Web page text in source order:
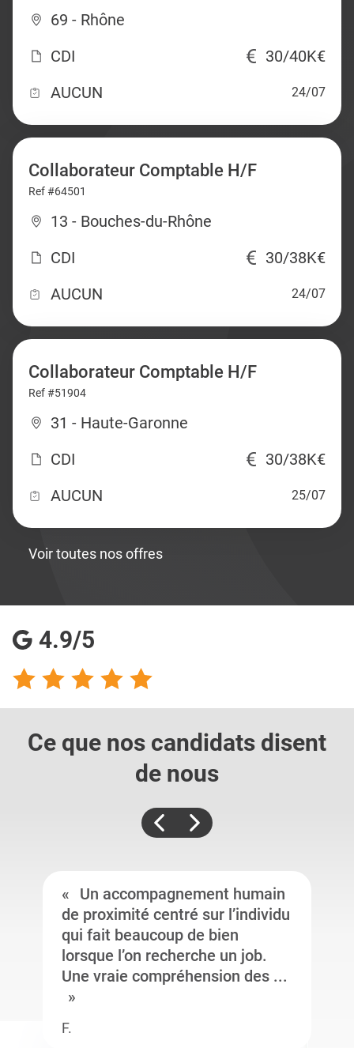
69 - Rhône
CDI
30/40K€
AUCUN
24/07
Collaborateur Comptable H/F
Ref #64501
13 - Bouches-du-Rhône
CDI
30/38K€
AUCUN
24/07
Collaborateur Comptable H/F
Ref #51904
31 - Haute-Garonne
CDI
30/38K€
AUCUN
25/07
Voir toutes nos offres
4.9/5
Ce que nos candidats disent
de nous
Un accompagnement humain
de proximité centré sur l’individu
qui fait beaucoup de bien
lorsque l’on recherche un job.
Une vraie compréhension des ...
F.